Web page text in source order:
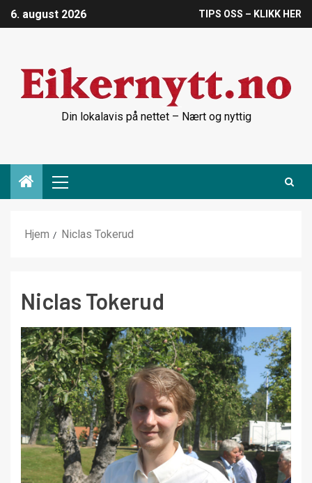
6. august 2026 TIPS OSS – KLIKK HER
Din lokalavis på nettet – Nært og nyttig
Hjem Niclas Tokerud
Niclas Tokerud